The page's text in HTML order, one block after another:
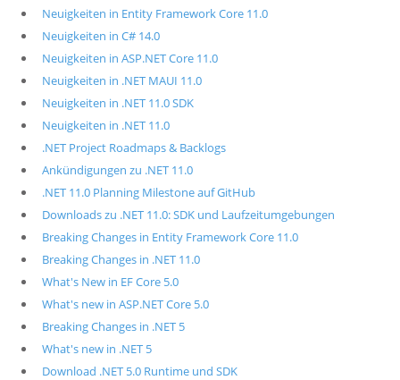
Neuigkeiten in Entity Framework Core 11.0
Neuigkeiten in C# 14.0
Neuigkeiten in ASP.NET Core 11.0
Neuigkeiten in .NET MAUI 11.0
Neuigkeiten in .NET 11.0 SDK
Neuigkeiten in .NET 11.0
.NET Project Roadmaps & Backlogs
Ankündigungen zu .NET 11.0
.NET 11.0 Planning Milestone auf GitHub
Downloads zu .NET 11.0: SDK und Laufzeitumgebungen
Breaking Changes in Entity Framework Core 11.0
Breaking Changes in .NET 11.0
What's New in EF Core 5.0
What's new in ASP.NET Core 5.0
Breaking Changes in .NET 5
What's new in .NET 5
Download .NET 5.0 Runtime und SDK